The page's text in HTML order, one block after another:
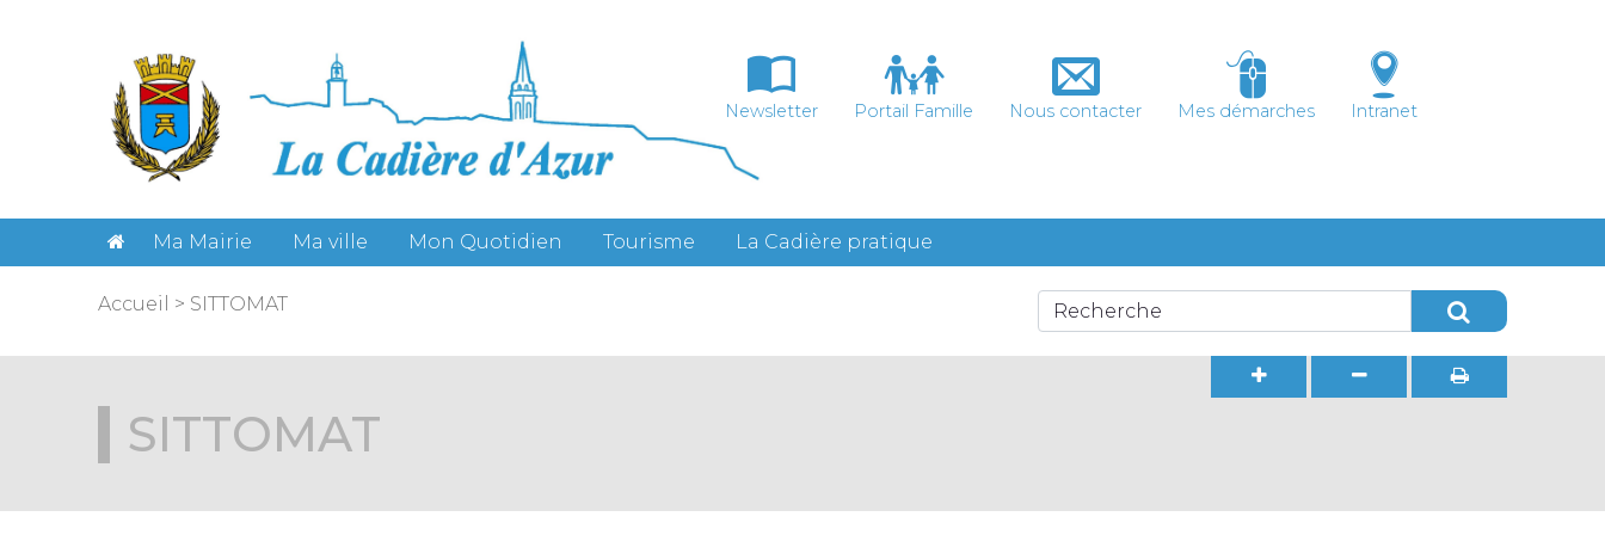
Newsletter Portail Famille Nous contacter Mes démarches Intranet
Ma Mairie Ma ville Mon Quotidien Tourisme La Cadière pratique
Accueil > SITTOMAT
SITTOMAT